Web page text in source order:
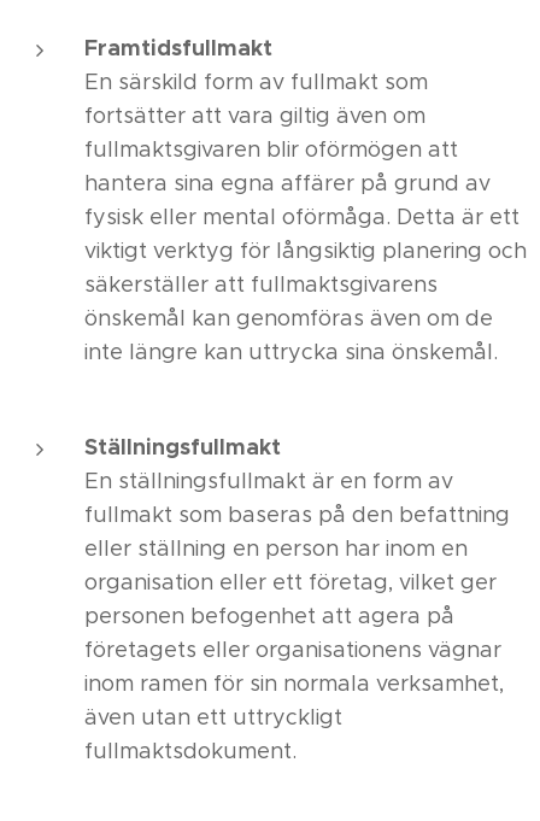
Framtidsfullmakt
En särskild form av fullmakt som
fortsätter att vara giltig även om
fullmaktsgivaren blir oförmögen att
hantera sina egna affärer på grund av
fysisk eller mental oförmåga. Detta är ett
viktigt verktyg för långsiktig planering och
säkerställer att fullmaktsgivarens
önskemål kan genomföras även om de
inte längre kan uttrycka sina önskemål.
Ställningsfullmakt
En ställningsfullmakt är en form av
fullmakt som baseras på den befattning
eller ställning en person har inom en
organisation eller ett företag, vilket ger
personen befogenhet att agera på
företagets eller organisationens vägnar
inom ramen för sin normala verksamhet,
även utan ett uttryckligt
fullmaktsdokument.